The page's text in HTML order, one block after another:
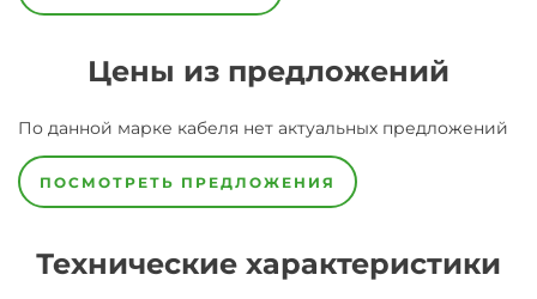
Цены из предложений
По данной марке кабеля нет актуальных предложений
ПОСМОТРЕТЬ ПРЕДЛОЖЕНИЯ
Технические характеристики